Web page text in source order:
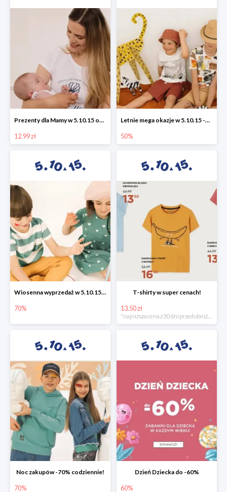
Prezenty dla Mamy w 5.10.15 od 12,99 zł
12.99 zł
Letnie mega okazje w 5.10.15 -50%
50%
Wiosenna wyprzedaż w 5.10.15 -70%
70%
T-shirty w super cenach!
13.50 zł
*najniższa cena z 30 dni przed obniżką
Noc zakupów -70% codziennie!
70%
Dzień Dziecka do -60%
60%